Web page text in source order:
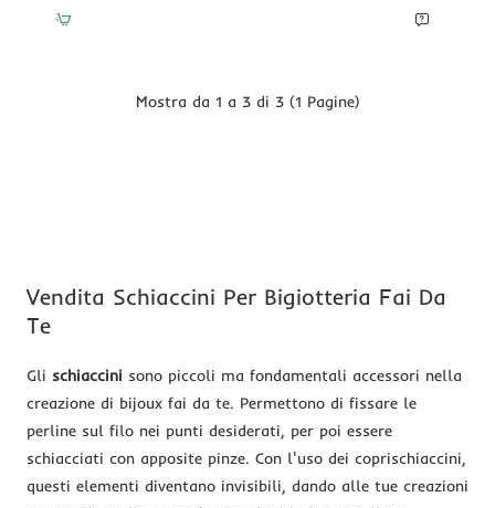
Vendita Schiaccini Per Bigiotteria Fai Da
Te
Gli schiaccini sono piccoli ma fondamentali accessori nella
creazione di bijoux fai da te. Permettono di fissare le
perline sul filo nei punti desiderati, per poi essere
schiacciati con apposite pinze. Con l'uso dei coprischiaccini,
questi elementi diventano invisibili, dando alle tue creazioni
3
mm
Mostra da 1 a 3 di 3 (1 Pagine)